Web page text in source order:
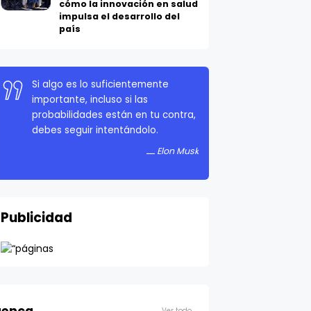
cómo la innovación en salud
impulsa el desarrollo del
país
Si algo es lo suficientemente
importante, incluso si las
probabilidades están en tu contra,
debes seguir intentándolo.
Elon Musk
Publicidad